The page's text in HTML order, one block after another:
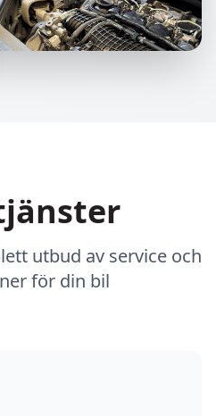
utbud av service och
för din bil